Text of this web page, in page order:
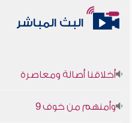
البث المباشر
أخلاقنا أصالة ومعاصرة
وأمنهم من خوف 9